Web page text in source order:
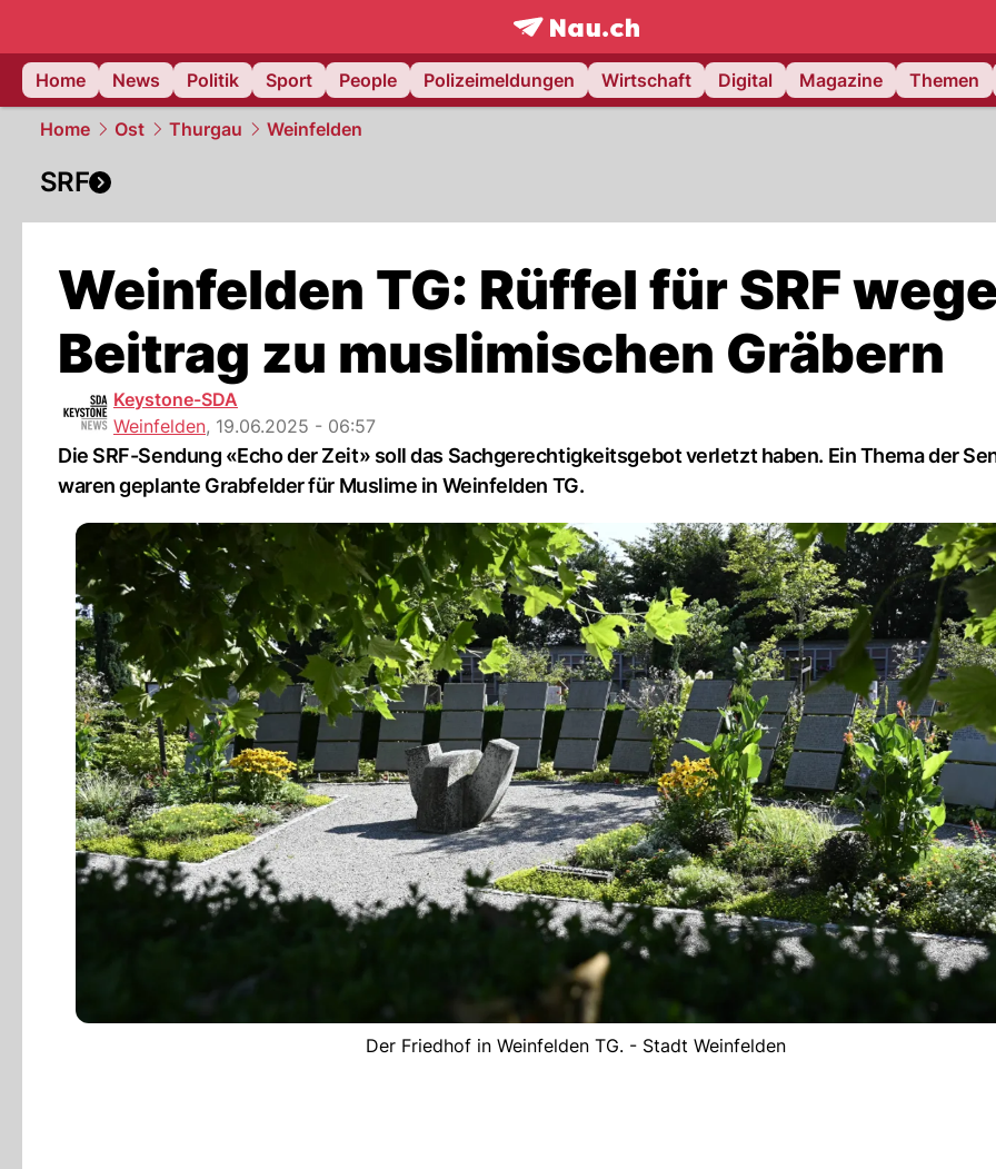
frontpage.NAU.ch
Home
News Politik Sport People Polizeimeldungen Wirtschaft Digital Magazine Themen
Home Ost Thurgau Weinfelden
SRF
Weinfelden TG: Rüffel für SRF
Beitrag zu muslimischen Gräbern
Keystone-SDA
Weinfelden, 19.06.2025 - 06:57
Die SRF-Sendung «Echo der Zeit» soll das Sachgerechtigkeitsgebot verletzt haben. Ein Thema der
waren geplante Grabfelder für Muslime in Weinfelden TG.
Der Friedhof in Weinfelden TG. - Stadt Weinfelden